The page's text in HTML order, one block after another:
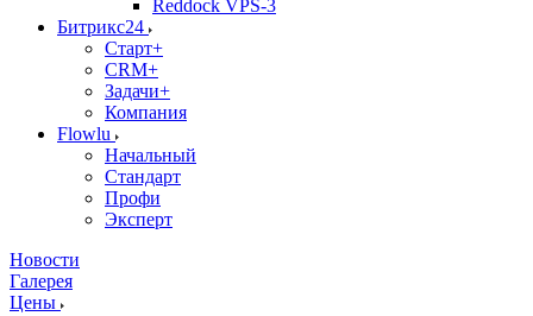
Reddock VPS-3
Битрикс24
Старт+
CRM+
Задачи+
Компания
Flowlu
Начальный
Стандарт
Профи
Эксперт
Новости
Галерея
Цены